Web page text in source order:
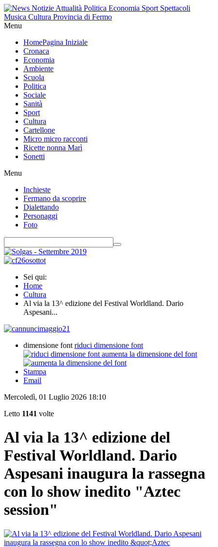
Menu
HomePagina Iniziale
Cronaca
Economia
Ambiente
Scuola
Politica
Sociale
Sanità
Sport
Cultura
Cartellone
Micro micro racconti
Ricette nonna Marì
Sonetti
Menu
Inchieste
Fermano da scoprire
Dialettando
Personaggi
Foto
Sei qui:
Home
Cultura
Al via la 13^ edizione del Festival Worldland. Dario
Aspesani...
dimensione font riduci dimensione font
aumenta la dimensione del font
Stampa
Email
Mercoledì, 01 Luglio 2026 18:10
Letto 1141 volte
Al via la 13^ edizione del
Festival Worldland. Dario
Aspesani inaugura la rassegna
con lo show inedito "Aztec
session"